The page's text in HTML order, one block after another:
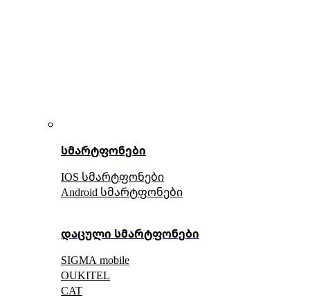
სმარტფონები
IOS სმარტფონები
Android სმარტფონები
დაცული სმარტფონები
SIGMA mobile
OUKITEL
CAT